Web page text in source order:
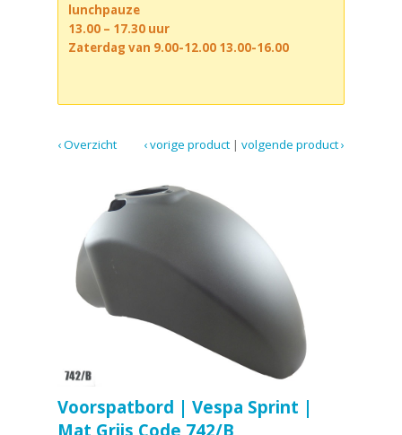
lunchpauze
13.00 – 17.30 uur
Zaterdag van 9.00-12.00 13.00-16.00
‹ Overzicht volgende product ›
|
‹ vorige product
Voorspatbord | Vespa Sprint |
Mat Grijs Code 742/B